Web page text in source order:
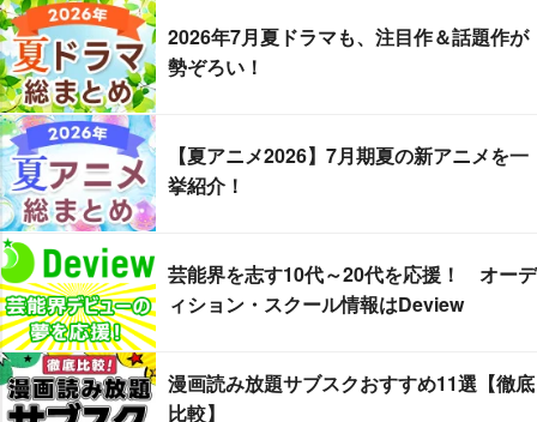
2026年7月夏ドラマも、注目作＆話題作が
勢ぞろい！
【夏アニメ2026】7月期夏の新アニメを一
挙紹介！
芸能界を志す10代～20代を応援！ オーデ
ィション・スクール情報はDeview
漫画読み放題サブスクおすすめ11選【徹底
比較】